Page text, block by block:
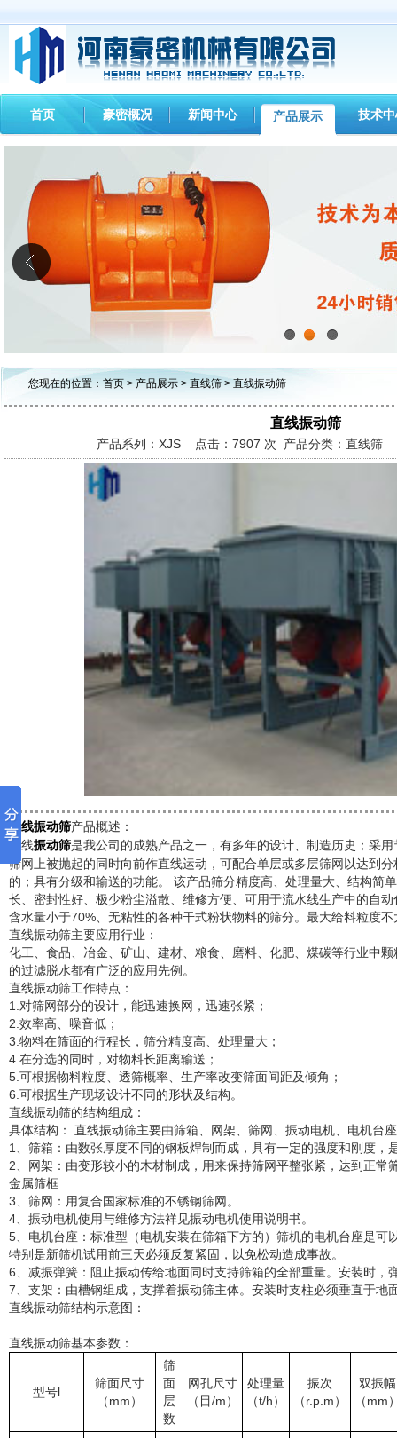
首页 豪密概况 新闻中心 产品展示 技术
您现在的位置： 首页 > 产品展示 > 直线筛 > 直线振动筛
直线振动筛
产品系列：XJS 点击： 7907 次 产品分类：直线筛
直线振动筛产品概述：
直线振动筛是我公司的成熟产品之一，有多年的设计、制造历史；采用
筛网上被抛起的同时向前作直线运动，可配合单层或多层筛网以达到
的；具有分级和输送的功能。 该产品筛分精度高、处理量大、结构简
长、密封性好、极少粉尘溢散、维修方便、可用于流水线生产中的自
含水量小于70%、无粘性的各种干式粉状物料的筛分。最大给料粒度
直线振动筛主要应用行业：
化工、食品、冶金、矿山、建材、粮食、磨料、化肥、煤碳等行业中
的过滤脱水都有广泛的应用先例。
直线振动筛工作特点：
1.对筛网部分的设计，能迅速换网，迅速张紧；
2.效率高、噪音低；
3.物料在筛面的行程长，筛分精度高、处理量大；
4.在分选的同时，对物料长距离输送；
5.可根据物料粒度、透筛概率、生产率改变筛面间距及倾角；
6.可根据生产现场设计不同的形状及结构。
直线振动筛的结构组成：
具体结构： 直线振动筛主要由筛箱、网架、筛网、振动电机、电机台
1、筛箱：由数张厚度不同的钢板焊制而成，具有一定的强度和刚度，
2、网架：由变形较小的木材制成，用来保持筛网平整张紧，达到正常
金属筛框
3、筛网：用复合国家标准的不锈钢筛网。
4、振动电机使用与维修方法祥见振动电机使用说明书。
5、电机台座：标准型（电机安装在筛箱下方的）筛机的电机台座是可
特别是新筛机试用前三天必须反复紧固，以免松动造成事故。
6、减振弹簧：阻止振动传给地面同时支持筛箱的全部重量。安装时，
7、支架：由槽钢组成，支撑着振动筛主体。安装时支柱必须垂直于地
直线振动筛结构示意图：
直线振动筛基本参数：
型号l
筛面尺寸
（mm）
筛
面
层
数
网孔尺寸
（目/m）
处理量
（t/h）
振次
（r.p.m）
双振幅
（mm